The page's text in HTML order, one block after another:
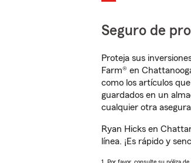
Seguro de
Proteja sus
Farm® en
como los artículos
guardados en un
cualquier otra
Ryan Hicks en
línea. ¡Es rápido y